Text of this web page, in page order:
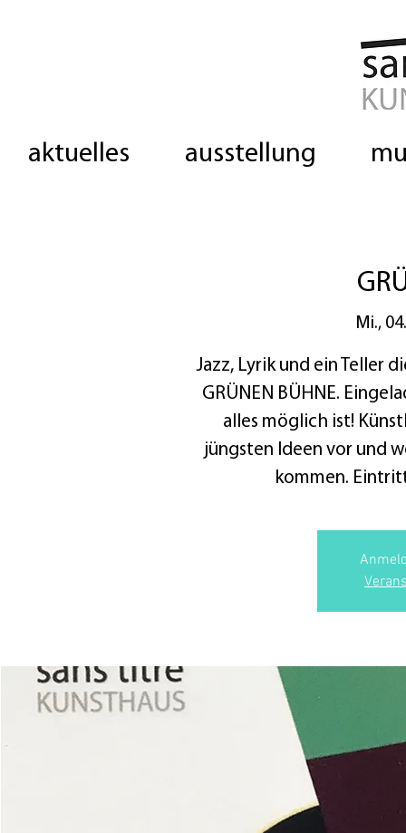
aktuelles ausstellung
Mi.,
Jazz, Lyrik und ein Teller
GRÜNEN BÜHNE.
alles möglich ist!
jüngsten Ideen vor und
kommen.